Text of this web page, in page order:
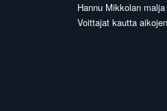
Hannu Mikkolan malja
Voittajat kautta aikojen